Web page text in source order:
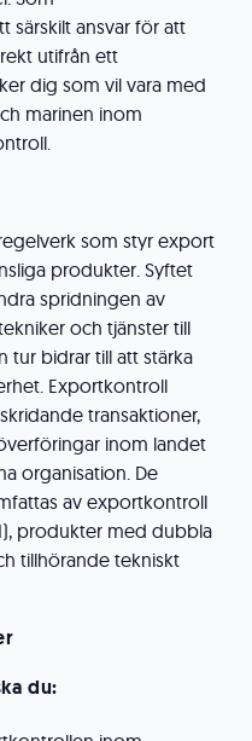
särskilt ansvar för att
utifrån ett
dig som vil vara med
marinen inom
som styr export
produkter. Syftet
spridningen av
och tjänster till
tur bidrar till att stärka
Exportkontroll
transaktioner,
inom landet
organisation. De
av exportkontroll
produkter med dubbla
tillhörande tekniskt
du: